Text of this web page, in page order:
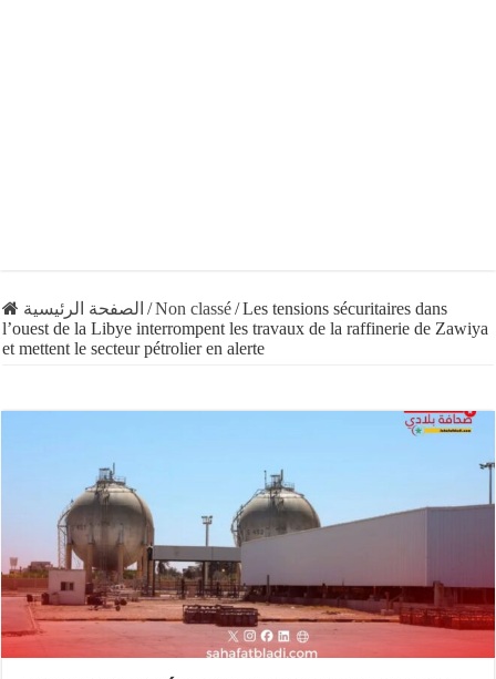
الصفحة الرئيسية /Non classé/Les tensions sécuritaires dans
l’ouest de la Libye interrompent les travaux de la raffinerie de Zawiya
et mettent le secteur pétrolier en alerte